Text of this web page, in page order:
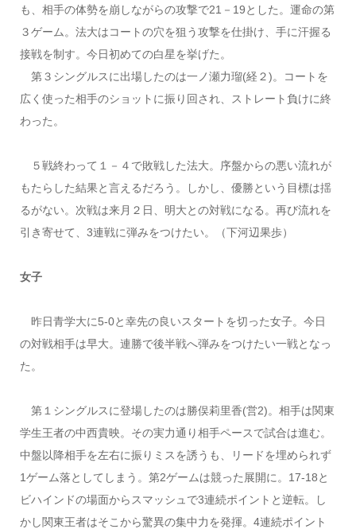
も、相手の体勢を崩しながらの攻撃で21－19とした。運命の第
３ゲーム。法大はコートの穴を狙う攻撃を仕掛け、手に汗握る
接戦を制す。今日初めての白星を挙げた。
第３シングルスに出場したのは一ノ瀬力瑠(経２)。コートを
広く使った相手のショットに振り回され、ストレート負けに終
わった。
５戦終わって１－４で敗戦した法大。序盤からの悪い流れが
もたらした結果と言えるだろう。しかし、優勝という目標は揺
るがない。次戦は来月２日、明大との対戦になる。再び流れを
引き寄せて、3連戦に弾みをつけたい。（下河辺果歩）
女子
昨日青学大に5-0と幸先の良いスタートを切った女子。今日
の対戦相手は早大。連勝で後半戦へ弾みをつけたい一戦となっ
た。
第１シングルスに登場したのは勝俣莉里香(営2)。相手は関東
学生王者の中西貴映。その実力通り相手ペースで試合は進む。
中盤以降相手を左右に振りミスを誘うも、リードを埋められず
1ゲーム落としてしまう。第2ゲームは競った展開に。17-18と
ビハインドの場面からスマッシュで3連続ポイントと逆転。し
かし関東王者はそこから驚異の集中力を発揮。4連続ポイント